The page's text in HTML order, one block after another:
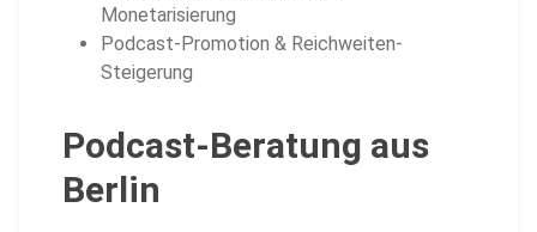
Monetarisierung
Podcast-Promotion & Reichweiten-
Steigerung
Podcast-Beratung aus
Berlin